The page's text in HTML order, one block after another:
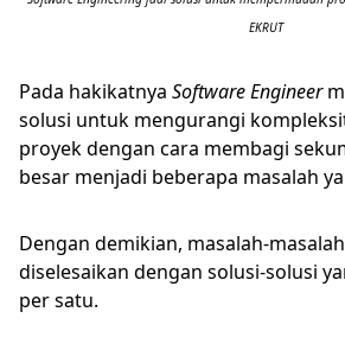
EKRUT
Pada hakikatnya Software Engineer
solusi untuk mengurangi
proyek dengan cara membagi
besar menjadi beberapa masalah
Dengan demikian, masalah-
diselesaikan dengan solusi-solusi
per satu.